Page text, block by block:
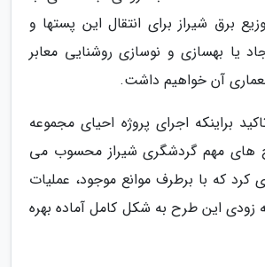
برق شیراز برای انتقال این پستها و
یا بهسازی و نوسازی روشنایی معابر
آن خواهیم داشت.
براینکه اجرای پروژه احیای مجموعه
های مهم گردشگری شیراز محسوب می
کرد که با برطرف موانع موجود، عملیات
زودی این طرح به شکل کامل آماده بهره